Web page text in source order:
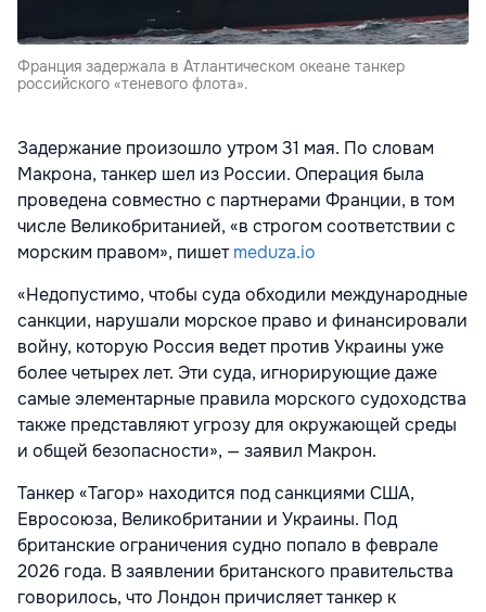
Франция задержала в Атлантическом океане танкер
российского «теневого флота».
Задержание произошло утром 31 мая. По словам
Макрона, танкер шел из России. Операция была
проведена совместно с партнерами Франции, в том
числе Великобританией, «в строгом соответствии с
морским правом», пишетmeduza.io
«Недопустимо, чтобы суда обходили международные
санкции, нарушали морское право и финансировали
войну, которую Россия ведет против Украины уже
более четырех лет. Эти суда, игнорирующие даже
самые элементарные правила морского судоходства
также представляют угрозу для окружающей среды
и общей безопасности», — заявил Макрон.
Танкер «Тагор» находится под санкциями США,
Евросоюза, Великобритании и Украины. Под
британские ограничения судно попало в феврале
2026 года. В заявлении британского правительства
говорилось, что Лондон причисляет танкер к